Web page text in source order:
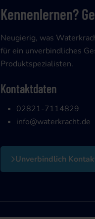
Kennenlernen?
Neugierig, was
für ein unverbindliches
Produktspezialisten.
Kontaktdaten
02821-7114829
info@waterkracht.de
Unverbindlich